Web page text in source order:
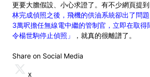
更要大膽假設、小心求證了。有不少網頁提到
林完成偵照之後，飛機的供油系統卻出了問
3萬呎擔任無線電中繼的管制官，立即在取得
令楊世駒停止偵照」
，就真的很離譜了。
Share on Social Media
x